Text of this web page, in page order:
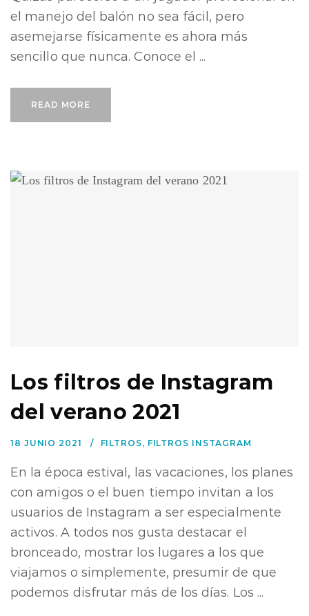
el manejo del balón no sea fácil, pero
asemejarse físicamente es ahora más
sencillo que nunca. Conoce el ...
READ MORE
Los filtros de Instagram
del verano 2021
18 JUNIO 2021 FILTROS, FILTROS INSTAGRAM
En la época estival, las vacaciones, los planes
con amigos o el buen tiempo invitan a los
usuarios de Instagram a ser especialmente
activos. A todos nos gusta destacar el
bronceado, mostrar los lugares a los que
viajamos o simplemente, presumir de que
podemos disfrutar más de los días. Los ...